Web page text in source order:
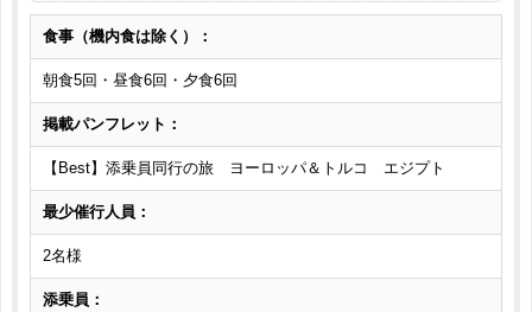
食事（機内食は除く）：
朝食5回・昼食6回・夕食6回
掲載パンフレット：
【Best】添乗員同行の旅 ヨーロッパ＆トルコ エジプト
最少催行人員：
2名様
添乗員：